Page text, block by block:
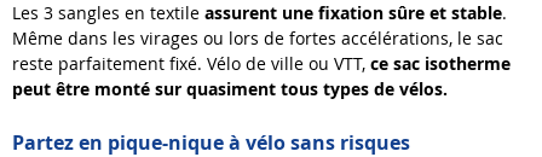
Les 3 sangles en textile assurent une fixation sûre et stable.
Même dans les virages ou lors de fortes accélérations, le sac
reste parfaitement fixé. Vélo de ville ou VTT, ce sac isotherme
peut être monté sur quasiment tous types de vélos.
Partez en pique-nique à vélo sans risques